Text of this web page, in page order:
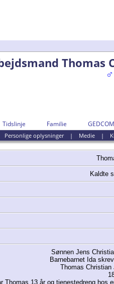
Thomas
Tidslinje Familie GEDCOM
Personlige oplysninger| Medie|
Kaldte
Sønnen Jens
Barnebarnet Ida
Thomas Christian
13 år og tjenestedreng